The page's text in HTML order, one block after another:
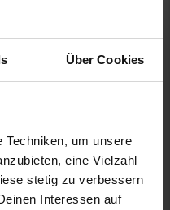
Über Cookies
Techniken, um unsere
eine Vielzahl
stetig zu verbessern
Interessen auf
Serie „Bianco“
Formgebung und
ohne Dekor fügt sich
ein und lässt sich
einen stilvoll gedeckten